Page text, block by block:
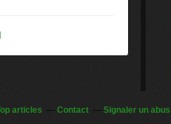
articles Contact Signaler un abus